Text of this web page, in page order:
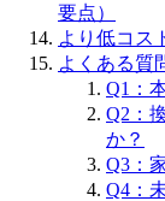
要点）
より低コス
よくある質
Q1：
Q2：
か？
Q3：
Q4：